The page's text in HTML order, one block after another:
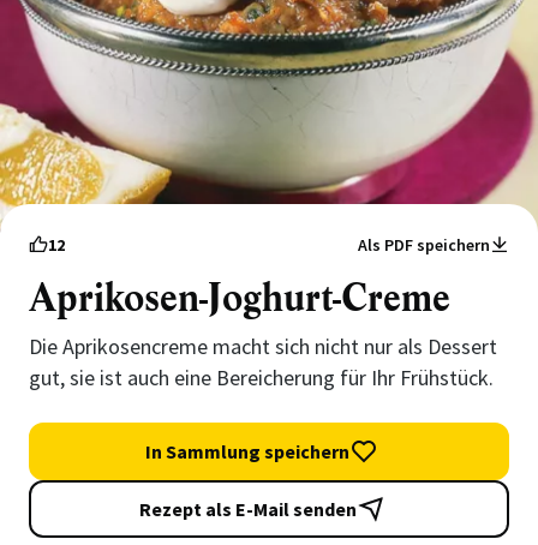
12 Als PDF speichern
Aprikosen-Joghurt-Creme
Die Aprikosencreme macht sich nicht nur als Dessert
gut, sie ist auch eine Bereicherung für Ihr Frühstück.
In Sammlung speichern
Rezept als E-Mail senden